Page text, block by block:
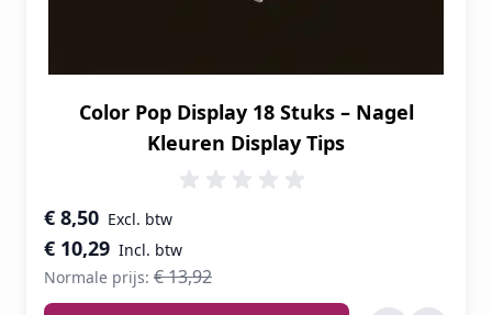
Color Pop Display 18 Stuks – Nagel
Kleuren Display Tips
Speciale prijs
€ 10,29
€ 8,50
Normale prijs: € 13,92